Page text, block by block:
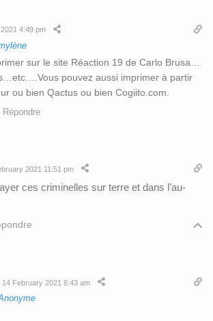
4:49 pm
sur le site Réaction 19 de Carlo Brusa…
pouvez aussi imprimer à partir
ou bien Qactus ou bien Cogiito.com.
Répondre
2021 11:51 pm
ces criminelles sur terre et dans l’au-
14 February 2021 8:43 am